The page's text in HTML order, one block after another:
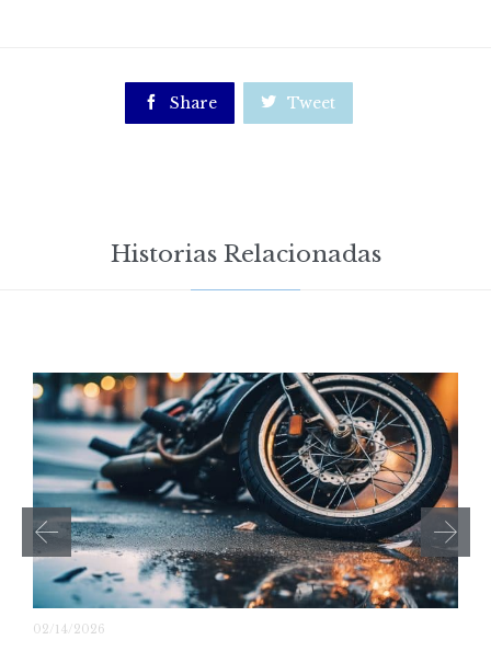
 Share  Tweet
Historias Relacionadas
02/14/2026